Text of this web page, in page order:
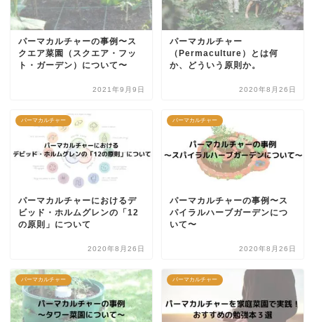
パーマカルチャーの事例〜ス
クエア菜園（スクエア・フッ
ト・ガーデン）について〜
2021年9月9日
パーマカルチャー
（Permaculture）とは何
か、どういう原則か。
2020年8月26日
パーマカルチャー
パーマカルチャーにおけるデ
ビッド・ホルムグレンの「12
の原則」について
2020年8月26日
パーマカルチャー
パーマカルチャーの事例〜ス
パイラルハーブガーデンにつ
いて〜
2020年8月26日
パーマカルチャー パーマカルチャー